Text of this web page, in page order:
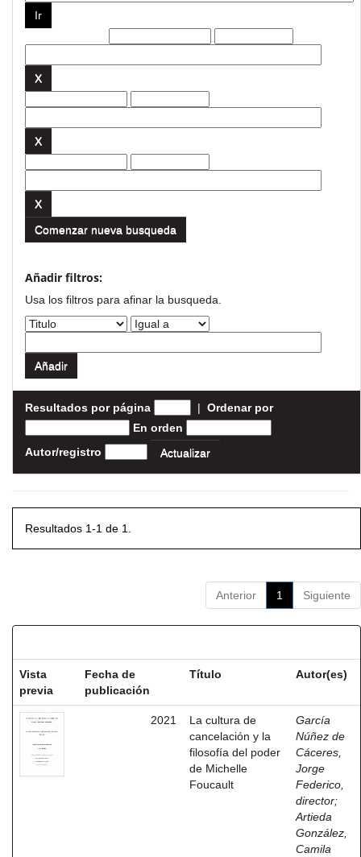
Comenzar nueva busqueda
Añadir filtros:
Usa los filtros para afinar la busqueda.
Resultados por página | Ordenar por
En orden
Autor/registro
Resultados 1-1 de 1.
Anterior 1 Siguiente
Vista
previa
Fecha de
publicación
Título Autor(es)
2021
La cultura de
cancelación y la
filosofía del poder
de Michelle
Foucault
García
Núñez de
Cáceres,
Jorge
Federico,
director;
Artieda
González,
Camila